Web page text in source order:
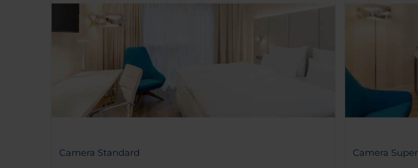
Camera Standard Camera